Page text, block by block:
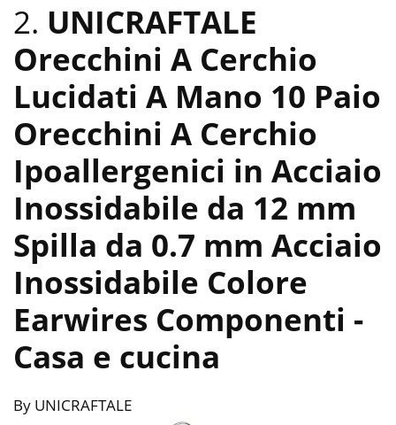
2. UNICRAFTALE
Orecchini A Cerchio
Lucidati A Mano 10 Paio
Orecchini A Cerchio
Ipoallergenici in Acciaio
Inossidabile da 12 mm
Spilla da 0.7 mm Acciaio
Inossidabile Colore
Earwires Componenti -
Casa e cucina
By UNICRAFTALE